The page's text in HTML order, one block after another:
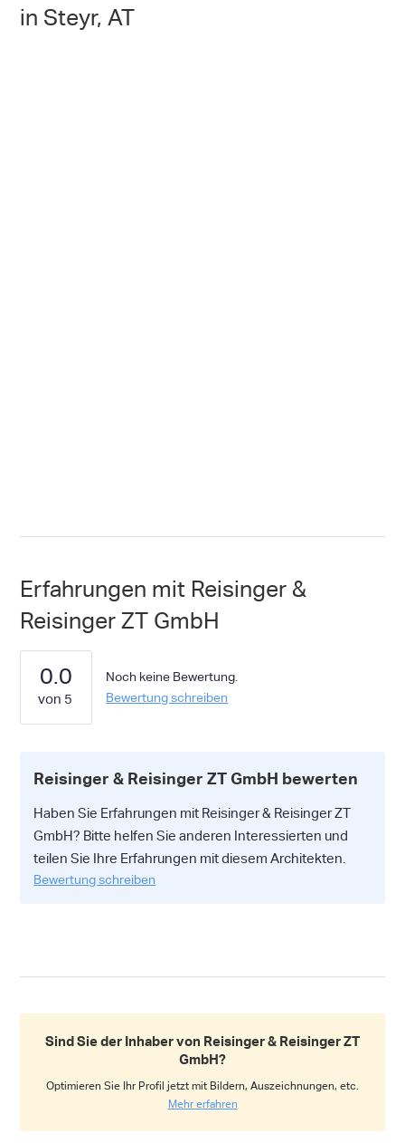
in Steyr, AT
Erfahrungen mit Reisinger &
Reisinger ZT GmbH
0.0
Noch keine Bewertung.
Bewertung schreiben
Reisinger & Reisinger ZT GmbH bewerten
Haben Sie Erfahrungen mit Reisinger & Reisinger ZT
GmbH? Bitte helfen Sie anderen Interessierten und
teilen Sie Ihre Erfahrungen mit diesem Architekten.
Bewertung schreiben
Sind Sie der Inhaber von Reisinger & Reisinger ZT
GmbH?
Optimieren Sie Ihr Profil jetzt mit Bildern, Auszeichnungen, etc.
Mehr erfahren